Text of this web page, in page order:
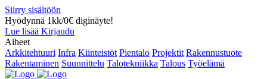
Siirry sisältöön
Hyödynnä 1kk/0€ diginäyte!
Lue lisää Kirjaudu
Aiheet
Arkkitehtuuri Infra Kiinteistöt Pientalo Projektit Rakennustuote
Rakentaminen Suunnittelu Talotekniikka Talous Työelämä